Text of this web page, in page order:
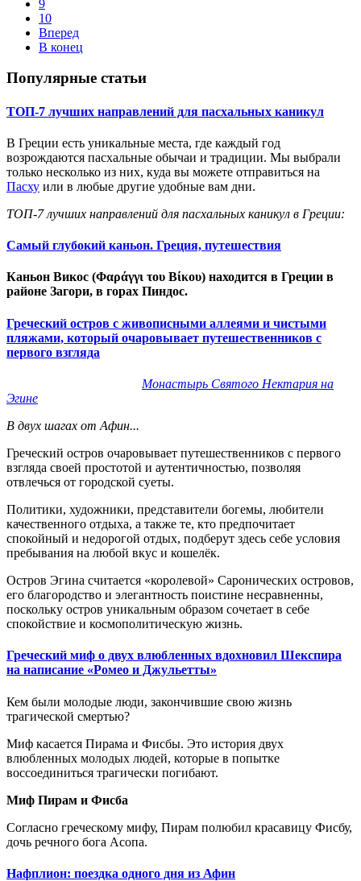
9
10
Вперед
В конец
Популярные статьи
ТОП-7 лучших направлений для пасхальных каникул
В Греции есть уникальные места, где каждый год
возрождаются пасхальные обычаи и традиции. Мы выбрали
только несколько из них, куда вы можете отправиться на
Пасху или в любые другие удобные вам дни.
ТОП-7 лучших направлений для пасхальных каникул в Греции:
Самый глубокий каньон. Греция, путешествия
Каньон Викос (Φαράγγι του Βίκου) находится в Греции в
районе Загори, в горах Пиндос.
Греческий остров с живописными аллеями и чистыми
пляжами, который очаровывает путешественников с
первого взгляда
Монастырь Святого Нектария на
Эгине
В двух шагах от Афин...
Греческий остров очаровывает путешественников с первого
взгляда своей простотой и аутентичностью, позволяя
отвлечься от городской суеты.
Политики, художники, представители богемы, любители
качественного отдыха, а также те, кто предпочитает
спокойный и недорогой отдых, подберут здесь себе условия
пребывания на любой вкус и кошелёк.
Остров Эгина считается «королевой» Саронических островов,
его благородство и элегантность поистине несравненны,
поскольку остров уникальным образом сочетает в себе
спокойствие и космополитическую жизнь.
Греческий миф о двух влюбленных вдохновил Шекспира
на написание «Ромео и Джульетты»
Кем были молодые люди, закончившие свою жизнь
трагической смертью?
Миф касается Пирама и Фисбы. Это история двух
влюбленных молодых людей, которые в попытке
воссоединиться трагически погибают.
Миф Пирам и Фисба
Согласно греческому мифу, Пирам полюбил красавицу Фисбу,
дочь речного бога Асопа.
Нафплион: поездка одного дня из Афин